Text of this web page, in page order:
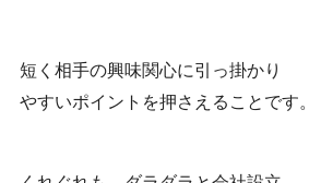
短く相手の興味関心に引っ掛かり
やすいポイントを押さえることです。